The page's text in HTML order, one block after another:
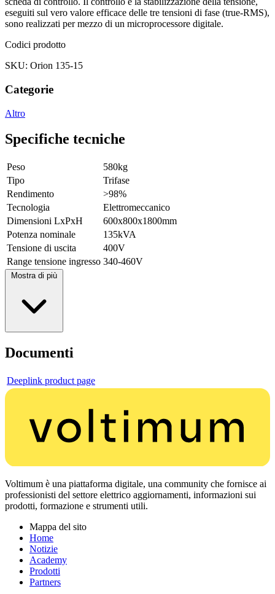
eseguiti sul vero valore efficace delle tre tensioni di fase (true-RMS),
sono realizzati per mezzo di un microprocessore digitale.
Codici prodotto
SKU: Orion 135-15
Categorie
Altro
Specifiche tecniche
Peso
580kg
Tipo
Trifase
Rendimento
>98%
Tecnologia
Elettromeccanico
Dimensioni LxPxH
600x800x1800mm
Potenza nominale
135kVA
Tensione di uscita
400V
Range tensione ingresso 340-460V
Mostra di più
Documenti
Deeplink product page
Voltimum è una piattaforma digitale, una community che fornisce ai
professionisti del settore elettrico aggiornamenti, informazioni sui
prodotti, formazione e strumenti utili.
Mappa del sito
Home
Notizie
Academy
Prodotti
Partners